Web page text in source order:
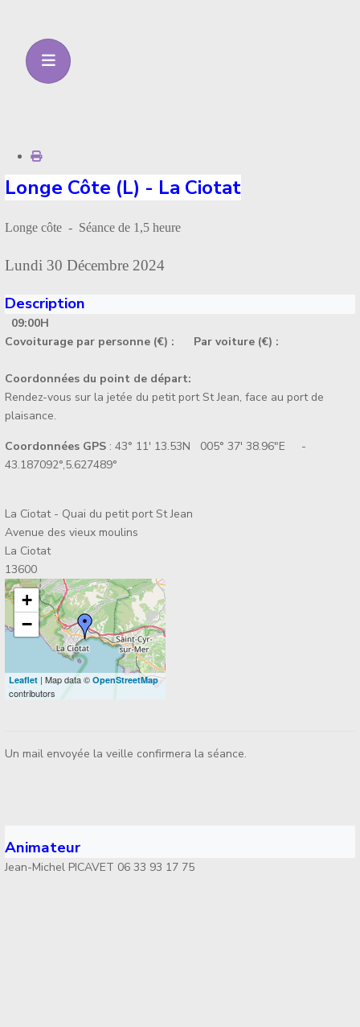
Longe Côte (L) - La Ciotat
Longe côte - Séance de 1,5 heure
Lundi 30 Décembre 2024
Description
09:00H
Covoiturage par personne (€) :
Par voiture (€) :
Coordonnées du point de départ:
Rendez-vous sur la jetée du petit port St Jean, face au port de
plaisance.
Coordonnées GPS : 43° 11' 13.53N 005° 37' 38.96"E -
43.187092°,5.627489°
La Ciotat - Quai du petit port St Jean
Avenue des vieux moulins
La Ciotat
13600
+
−
Leaflet | Map data ©OpenStreetMap
contributors
Un mail envoyée la veille confirmera la séance.
Animateur
Jean-Michel PICAVET 06 33 93 17 75